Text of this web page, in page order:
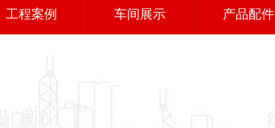
工程案例 车间展示 产品配件